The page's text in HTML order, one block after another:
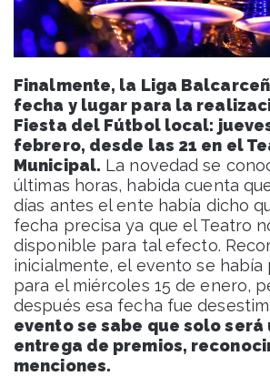
Finalmente, la Liga
fecha y lugar para la
Fiesta del Fútbol local:
febrero, desde las 21 en el
Municipal. La novedad se
últimas horas, habida cuenta
días antes el ente había dicho
fecha precisa ya que el Teatro
disponible para tal efecto.
inicialmente, el evento se había
para el miércoles 15 de enero,
después esa fecha fue
evento se sabe que solo será
entrega de premios,
menciones.